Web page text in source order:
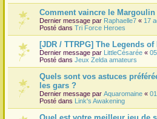
Comment vaincre le Margoulin
Dernier message par Raphaelle7 « 17
Posté dans Tri Force Heroes
[JDR / TTRPG] The Legends of
Dernier message par LittleCésarée «
Posté dans Jeux Zelda amateurs
Quels sont vos astuces
les gars ?
Dernier message par Aquaromaine «
Posté dans Link's Awakening
Quel est votre meilleur jeu de